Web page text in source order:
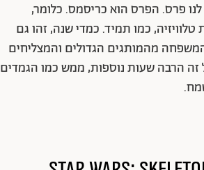
פרס. הפרס הוא כריסמס. כלומר,
כמו תמיד. כמדי שנה, זהו גם
מהמותגים הגדולים והמצליחים
זה הרבה שעות נוספות, ממש כמו הגמדים